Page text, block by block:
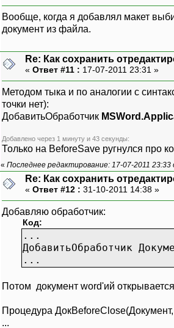
Вообще, когда я добавлял макет
документ из файла.
Re: Как сохранить
« Ответ #11 : 17-07-2011 23:31 »
Методом тыка и по аналогии с
точки нет):
ДобавитьОбработчик
Добавлено через 1 минуту и 43 секунды:
Только на BeforeSave ругнулся про
« Последнее редактирование: 17-07-2011 23:33
Re: Как сохранить
« Ответ #12 : 31-10-2011 14:38 »
Добавляю обработчик:
Код:
...
ДобавитьОбработчик
...
Потом документ word'ий
Процедура
...